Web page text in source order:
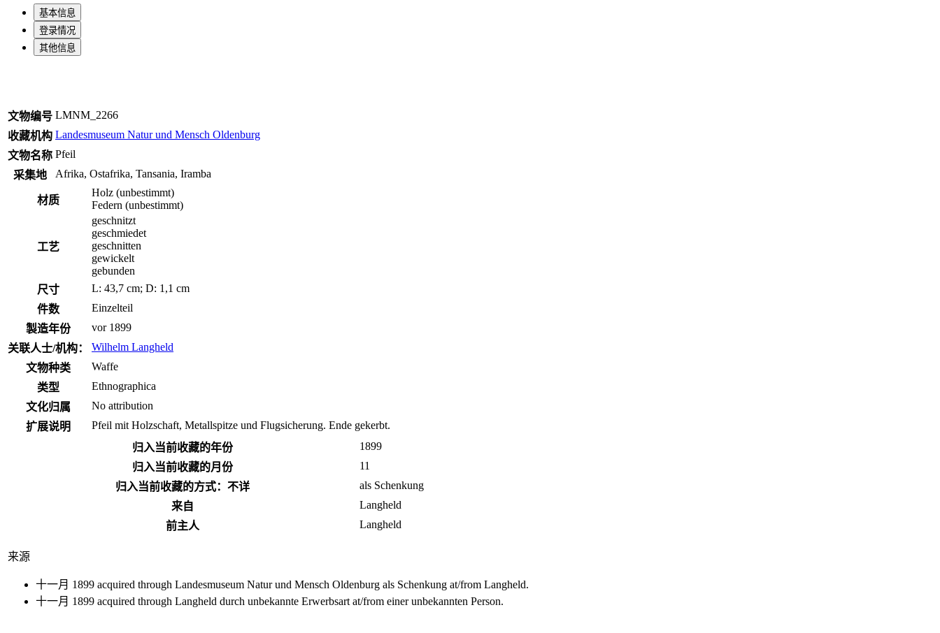
基本信息
登录情况
其他信息
文物编号 LMNM_2266
收藏机构 Landesmuseum Natur und Mensch Oldenburg
文物名称 Pfeil
采集地
Afrika, Ostafrika, Tansania, Iramba
材质
Holz (unbestimmt)
Federn (unbestimmt)
工艺
geschnitzt
geschmiedet
geschnitten
gewickelt
gebunden
尺寸
L: 43,7 cm; D: 1,1 cm
件数
Einzelteil
製造年份
vor 1899
关联人士/机构：
Wilhelm Langheld
文物种类
Waffe
类型
Ethnographica
文化归属
No attribution
扩展说明
Pfeil mit Holzschaft, Metallspitze und Flugsicherung. Ende gekerbt.
归入当前收藏的年份
1899
归入当前收藏的月份
11
归入当前收藏的方式：不详
als Schenkung
来自
Langheld
前主人
Langheld
来源
十一月 1899 acquired through Landesmuseum Natur und Mensch Oldenburg als Schenkung at/from Langheld.
十一月 1899 acquired through Langheld durch unbekannte Erwerbsart at/from einer unbekannten Person.